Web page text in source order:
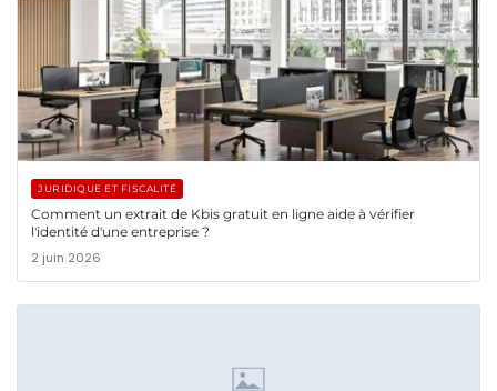
JURIDIQUE ET FISCALITÉ
Comment un extrait de Kbis gratuit en ligne aide à vérifier
l'identité d'une entreprise ?
2 juin 2026